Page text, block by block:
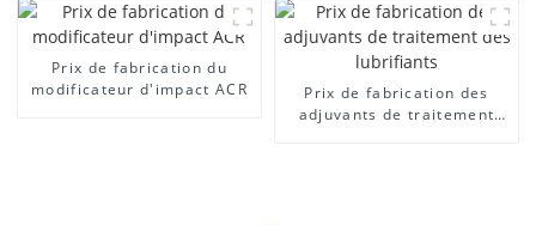
Prix ​​de fabrication du
modificateur d'impact ACR
Prix ​​de fabrication des
adjuvants de traitement